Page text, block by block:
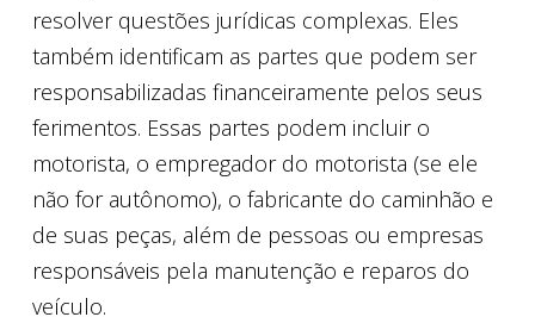
resolver questões jurídicas complexas. Eles
também identificam as partes que podem ser
responsabilizadas financeiramente pelos seus
ferimentos. Essas partes podem incluir o
motorista, o empregador do motorista (se ele
não for autônomo), o fabricante do caminhão e
de suas peças, além de pessoas ou empresas
responsáveis pela manutenção e reparos do
veículo.